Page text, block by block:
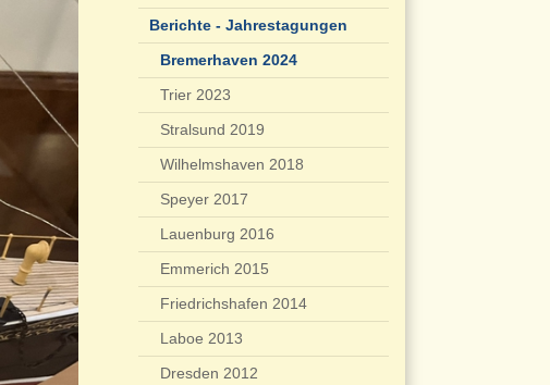
Berichte - Jahrestagungen
Bremerhaven 2024
Trier 2023
Stralsund 2019
Wilhelmshaven 2018
Speyer 2017
Lauenburg 2016
Emmerich 2015
Friedrichshafen 2014
Laboe 2013
Dresden 2012